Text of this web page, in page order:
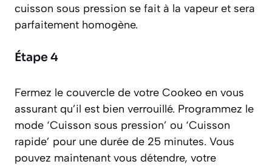
cuisson sous pression se fait à la vapeur et sera
parfaitement homogène.
Étape 4
Fermez le couvercle de votre Cookeo en vous
assurant qu’il est bien verrouillé. Programmez le
mode ‘Cuisson sous pression’ ou ‘Cuisson
rapide’ pour une durée de 25 minutes. Vous
pouvez maintenant vous détendre, votre